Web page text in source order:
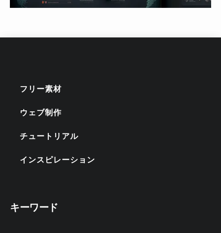
フリー素材
ウェブ制作
チュートリアル
インスピレーション
キーワード